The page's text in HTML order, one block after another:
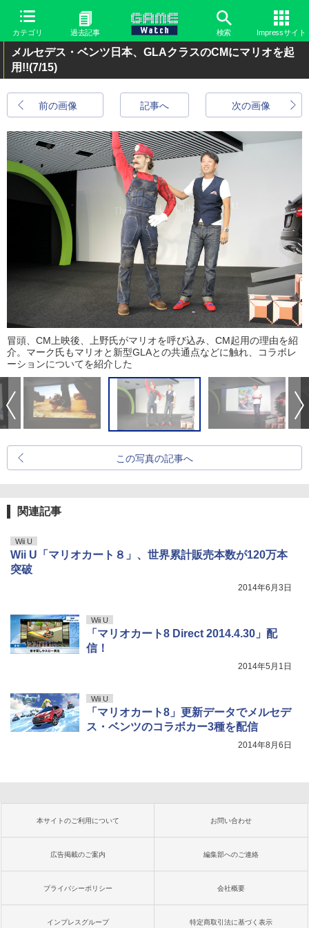
カテゴリ 過去記事 検索 Impressサイト
メルセデス・ベンツ日本、GLAクラスのCMにマリオを起
用!!(7/15)
前の画像 次の画像
記事へ
冒頭、CM上映後、上野氏がマリオを呼び込み、CM起用の理由を紹
介。マーク氏もマリオと新型GLAとの共通点などに触れ、コラボレ
ーションについてを紹介した
この写真の記事へ
関連記事
Wii U
Wii U「マリオカート８」、世界累計販売本数が120万本
突破
2014年6月3日
Wii U
「マリオカート8 Direct 2014.4.30」配
信！
2014年5月1日
Wii U
「マリオカート8」更新データでメルセデ
ス・ベンツのコラボカー3種を配信
2014年8月6日
本サイトのご利用について お問い合わせ
広告掲載のご案内 編集部へのご連絡
プライバシーポリシー 会社概要
インプレスグループ 特定商取引法に基づく表示